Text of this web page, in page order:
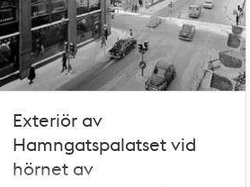
Exteriör av
Hamngatspalatset vid
hörnet av